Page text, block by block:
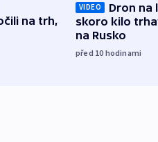
na trh,
VIDEO
Dron na
skoro kilo
na Rusko
před 10 hodinami